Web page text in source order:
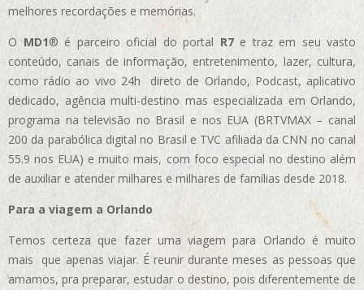
melhores recordações e memórias.
OMD1® é parceiro oficial do portal R7e traz em seu vasto
conteúdo, canais de informação, entretenimento, lazer, cultura,
como rádio ao vivo 24h direto de Orlando, Podcast, aplicativo
dedicado, agência multi-destino mas especializada em Orlando,
programa na televisão no Brasil e nos EUA (BRTVMAX – canal
200 da parabólica digital no Brasil e TVC afiliada da CNN no canal
55.9 nos EUA) e muito mais, com foco especial no destino além
de auxiliar e atender milhares e milhares de famílias desde 2018.
Para a viagem a Orlando
Temos certeza que fazer uma viagem para Orlando é muito
mais que apenas viajar. É reunir durante meses as pessoas que
amamos, pra preparar, estudar o destino, pois diferentemente de